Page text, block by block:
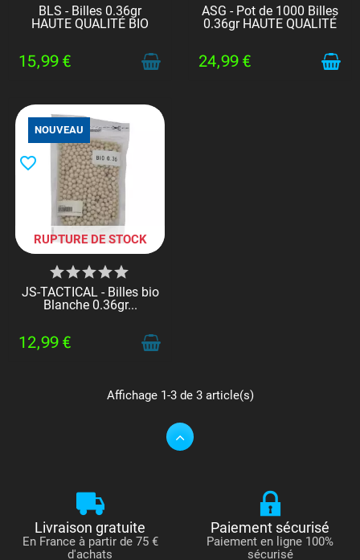
BLS - Billes 0.36gr
HAUTE QUALITÉ BIO
15,99 €
ASG - Pot de 1000 Billes
0.36gr HAUTE QUALITÉ
24,99 €
NOUVEAU
RUPTURE DE STOCK
favorite_border
JS-TACTICAL - Billes bio
Blanche 0.36gr...
12,99 €
Affichage 1-3 de 3 article(s)
Livraison gratuite
En France à partir de 75 €
d'achats
Paiement sécurisé
Paiement en ligne 100%
sécurisé